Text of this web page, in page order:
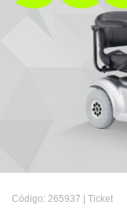
Código: 265937 | Ticket